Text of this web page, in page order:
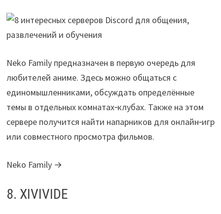
Neko Family предназначен в первую очередь для
любителей аниме. Здесь можно общаться с
единомышленниками, обсуждать определённые
темы в отдельных комнатах‑клубах. Также на этом
сервере получится найти напарников для онлайн‑игр
или совместного просмотра фильмов.
Neko Family →
8. XIVIVIDE